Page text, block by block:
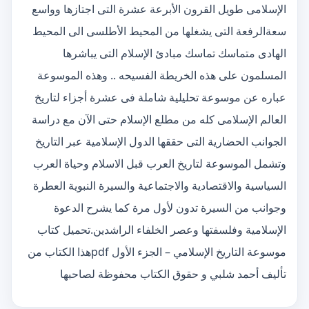
الإسلامى طويل القرون الأبرعة عشرة التى اجتازها وواسع
سعةالرفعة التى يشغلها من المحيط الأطلسى الى المحيط
الهادى متماسك تماسك مبادئ الإسلام التى يباشرها
المسلمون على هذه الخريطة الفسيحه .. وهذه الموسوعة
عباره عن موسوعة تحليلية شاملة فى عشرة أجزاء لتاريخ
العالم الإسلامى كله من مطلع الإسلام حتى الآن مع دراسة
الجوانب الحضارية التى حققها الدول الإسلامية عبر التاريخ
وتشمل الموسوعة لتاريخ العرب قبل الاسلام وحياة العرب
السياسية والاقتصادية والاجتماعية والسيرة النبوية العطرة
وجوانب من السيرة تدون لأول مرة كما يشرح الدعوة
الإسلامية وفلسفتها وعصر الخلفاء الراشدين.تحميل كتاب
موسوعة التاريخ الإسلامي – الجزء الأول pdfهذا الكتاب من
تأليف أحمد شلبي و حقوق الكتاب محفوظة لصاحبها